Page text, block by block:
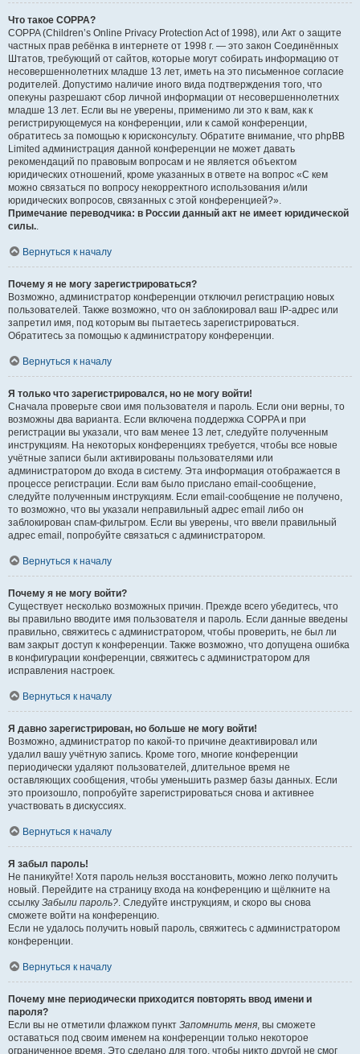
Что такое COPPA?
COPPA (Children’s Online Privacy Protection Act of 1998), или Акт о защите
частных прав ребёнка в интернете от 1998 г. — это закон Соединённых
Штатов, требующий от сайтов, которые могут собирать информацию от
несовершеннолетних младше 13 лет, иметь на это письменное согласие
родителей. Допустимо наличие иного вида подтверждения того, что
опекуны разрешают сбор личной информации от несовершеннолетних
младше 13 лет. Если вы не уверены, применимо ли это к вам, как к
регистрирующемуся на конференции, или к самой конференции,
обратитесь за помощью к юрисконсульту. Обратите внимание, что phpBB
Limited администрация данной конференции не может давать
рекомендаций по правовым вопросам и не является объектом
юридических отношений, кроме указанных в ответе на вопрос «С кем
можно связаться по вопросу некорректного использования и/или
юридических вопросов, связанных с этой конференцией?».
Примечание переводчика: в России данный акт не имеет юридической
силы..
Вернуться к началу
Почему я не могу зарегистрироваться?
Возможно, администратор конференции отключил регистрацию новых
пользователей. Также возможно, что он заблокировал ваш IP-адрес или
запретил имя, под которым вы пытаетесь зарегистрироваться.
Обратитесь за помощью к администратору конференции.
Вернуться к началу
Я только что зарегистрировался, но не могу войти!
Сначала проверьте свои имя пользователя и пароль. Если они верны, то
возможны два варианта. Если включена поддержка COPPA и при
регистрации вы указали, что вам менее 13 лет, следуйте полученным
инструкциям. На некоторых конференциях требуется, чтобы все новые
учётные записи были активированы пользователями или
администратором до входа в систему. Эта информация отображается в
процессе регистрации. Если вам было прислано email-сообщение,
следуйте полученным инструкциям. Если email-сообщение не получено,
то возможно, что вы указали неправильный адрес email либо он
заблокирован спам-фильтром. Если вы уверены, что ввели правильный
адрес email, попробуйте связаться с администратором.
Вернуться к началу
Почему я не могу войти?
Существует несколько возможных причин. Прежде всего убедитесь, что
вы правильно вводите имя пользователя и пароль. Если данные введены
правильно, свяжитесь с администратором, чтобы проверить, не был ли
вам закрыт доступ к конференции. Также возможно, что допущена ошибка
в конфигурации конференции, свяжитесь с администратором для
исправления настроек.
Вернуться к началу
Я давно зарегистрирован, но больше не могу войти!
Возможно, администратор по какой-то причине деактивировал или
удалил вашу учётную запись. Кроме того, многие конференции
периодически удаляют пользователей, длительное время не
оставляющих сообщения, чтобы уменьшить размер базы данных. Если
это произошло, попробуйте зарегистрироваться снова и активнее
участвовать в дискуссиях.
Вернуться к началу
Я забыл пароль!
Не паникуйте! Хотя пароль нельзя восстановить, можно легко получить
новый. Перейдите на страницу входа на конференцию и щёлкните на
ссылку Забыли пароль?. Следуйте инструкциям, и скоро вы снова
сможете войти на конференцию.
Если не удалось получить новый пароль, свяжитесь с администратором
конференции.
Вернуться к началу
Почему мне периодически приходится повторять ввод имени и
пароля?
Если вы не отметили флажком пункт Запомнить меня, вы сможете
оставаться под своим именем на конференции только некоторое
ограниченное время. Это сделано для того, чтобы никто другой не смог